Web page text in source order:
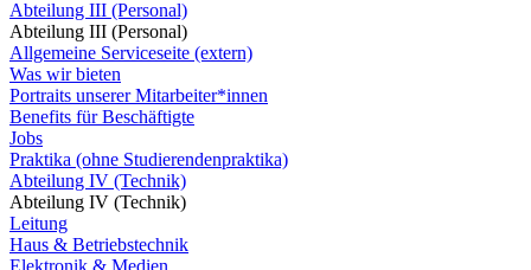
Abteilung III (Personal)
Abteilung III (Personal)
Allgemeine Serviceseite (extern)
Was wir bieten
Portraits unserer Mitarbeiter*innen
Benefits für Beschäftigte
Jobs
Praktika (ohne Studierendenpraktika)
Abteilung IV (Technik)
Abteilung IV (Technik)
Leitung
Haus & Betriebstechnik
Elektronik & Medien